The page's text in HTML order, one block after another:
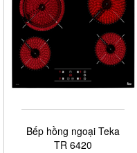
Bếp hồng ngoại Teka
TR 6420